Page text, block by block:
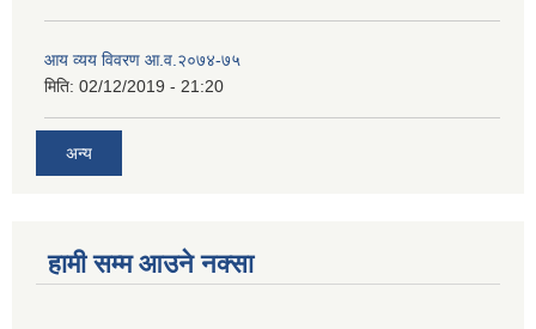
आय व्यय विवरण आ.व.२०७४-७५
मिति: 02/12/2019 - 21:20
अन्य
हामी सम्म आउने नक्सा